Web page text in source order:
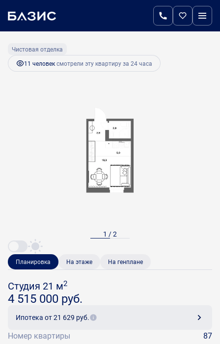
Студия21 м 4 515 000 руб.
Ипотекаот 21 629 руб.
Чистовая отделка
11 человексмотрели эту квартиру за 24 часа
1 / 2
Планировка На этаже На генплане
Студия 21 м2
4 515 000 руб.
Ипотека от 21 629 руб.
Номер квартиры 87